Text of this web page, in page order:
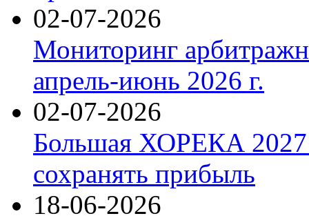
02-07-2026
Мониторинг
апрель-июнь 2026 г.
02-07-2026
Большая ХОРЕКА 2027:
сохранять прибыль
18-06-2026